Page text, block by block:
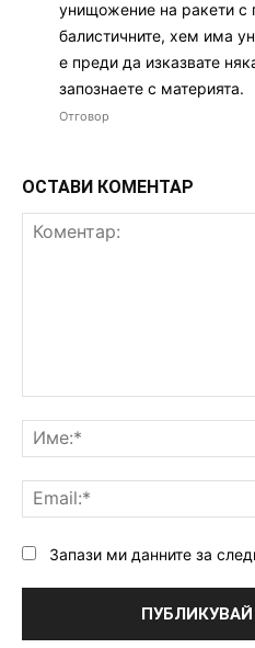
унищожение на ракети с
балистичните, хем има
е преди да изказвате
запознаете с материята.
Отговор
ОСТАВИ КОМЕНТАР
Запази ми данните за